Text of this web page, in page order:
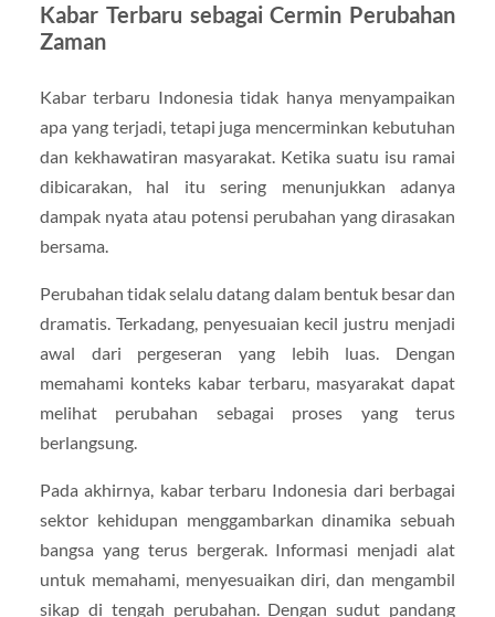
Kabar Terbaru sebagai Cermin Perubahan
Zaman
Kabar terbaru Indonesia tidak hanya menyampaikan
apa yang terjadi, tetapi juga mencerminkan kebutuhan
dan kekhawatiran masyarakat. Ketika suatu isu ramai
dibicarakan, hal itu sering menunjukkan adanya
dampak nyata atau potensi perubahan yang dirasakan
bersama.
Perubahan tidak selalu datang dalam bentuk besar dan
dramatis. Terkadang, penyesuaian kecil justru menjadi
awal dari pergeseran yang lebih luas. Dengan
memahami konteks kabar terbaru, masyarakat dapat
melihat perubahan sebagai proses yang terus
berlangsung.
Pada akhirnya, kabar terbaru Indonesia dari berbagai
sektor kehidupan menggambarkan dinamika sebuah
bangsa yang terus bergerak. Informasi menjadi alat
untuk memahami, menyesuaikan diri, dan mengambil
sikap di tengah perubahan. Dengan sudut pandang